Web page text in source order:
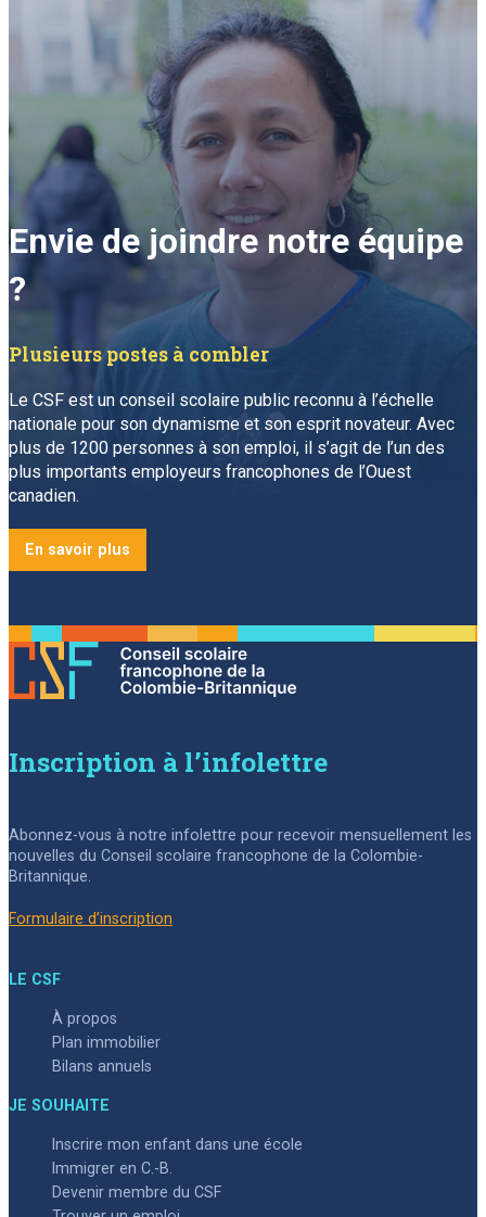
Envie de joindre notre équipe
?
Plusieurs postes à combler
Le CSF est un conseil scolaire public reconnu à l’échelle
nationale pour son dynamisme et son esprit novateur. Avec
plus de 1200 personnes à son emploi, il s’agit de l’un des
plus importants employeurs francophones de l’Ouest
canadien.
En savoir plus
Inscription à l’infolettre
Abonnez-vous à notre infolettre pour recevoir mensuellement les
nouvelles du Conseil scolaire francophone de la Colombie-
Britannique.
Formulaire d’inscription
LE CSF
À propos
Plan immobilier
Bilans annuels
JE SOUHAITE
Inscrire mon enfant dans une école
Immigrer en C.-B.
Devenir membre du CSF